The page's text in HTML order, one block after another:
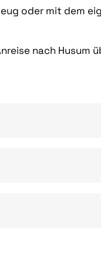
oder mit dem
nach Husum